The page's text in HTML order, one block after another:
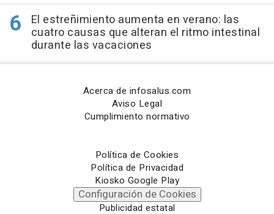
El estreñimiento aumenta en verano: las
cuatro causas que alteran el ritmo intestinal
durante las vacaciones
Acerca de infosalus.com
Aviso Legal
Cumplimiento normativo
Política de Cookies
Política de Privacidad
Kiosko Google Play
Configuración de Cookies
Publicidad estatal